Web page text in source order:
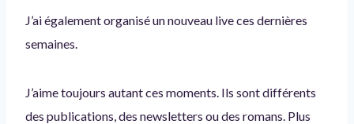
J’ai également organisé un nouveau live ces dernières
semaines.
J’aime toujours autant ces moments. Ils sont différents
des publications, des newsletters ou des romans. Plus